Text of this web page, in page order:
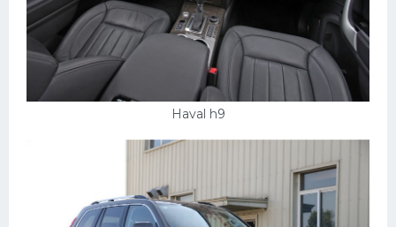
Haval h9